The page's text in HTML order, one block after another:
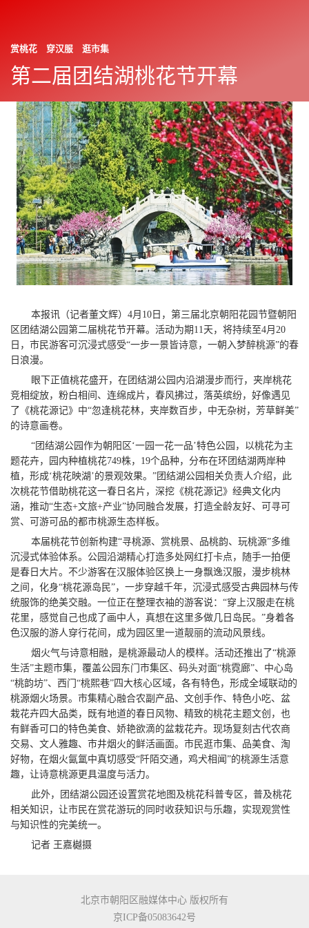
朝阳报
2026年04月13日
隐
藏
侧
边
栏
赏桃花 穿汉服 逛市集
第二届团结湖桃花节开幕
本报讯（记者董文辉）4月10日，第三届北京朝阳花园节暨朝阳
区团结湖公园第二届桃花节开幕。活动为期11天，将持续至4月20
日，市民游客可沉浸式感受“一步一景皆诗意，一朝入梦醉桃源”的春
日浪漫。
眼下正值桃花盛开，在团结湖公园内沿湖漫步而行，夹岸桃花
竞相绽放，粉白相间、连绵成片，春风拂过，落英缤纷，好像遇见
了《桃花源记》中“忽逢桃花林，夹岸数百步，中无杂树，芳草鲜美”
的诗意画卷。
“团结湖公园作为朝阳区‘一园一花一品’特色公园，以桃花为主
题花卉，园内种植桃花749株，19个品种，分布在环团结湖两岸种
植，形成‘桃花映湖’的景观效果。”团结湖公园相关负责人介绍，此
次桃花节借助桃花这一春日名片，深挖《桃花源记》经典文化内
涵，推动“生态+文旅+产业”协同融合发展，打造全龄友好、可寻可
赏、可游可品的都市桃源生态样板。
本届桃花节创新构建“寻桃源、赏桃景、品桃韵、玩桃源”多维
沉浸式体验体系。公园沿湖精心打造多处网红打卡点，随手一拍便
是春日大片。不少游客在汉服体验区换上一身飘逸汉服，漫步桃林
之间，化身“桃花源岛民”，一步穿越千年，沉浸式感受古典园林与传
统服饰的绝美交融。一位正在整理衣袖的游客说：“穿上汉服走在桃
花里，感觉自己也成了画中人，真想在这里多做几日岛民。”身着各
色汉服的游人穿行花间，成为园区里一道靓丽的流动风景线。
烟火气与诗意相融，是桃源最动人的模样。活动还推出了“桃源
生活”主题市集，覆盖公园东门市集区、码头对面“桃霓廊”、中心岛
“桃韵坊”、西门“桃熙巷”四大核心区域，各有特色，形成全域联动的
桃源烟火场景。市集精心融合农副产品、文创手作、特色小吃、盆
栽花卉四大品类，既有地道的春日风物、精致的桃花主题文创，也
有鲜香可口的特色美食、娇艳欲滴的盆栽花卉。现场复刻古代农商
交易、文人雅趣、市井烟火的鲜活画面。市民逛市集、品美食、淘
好物，在烟火氤氲中真切感受“阡陌交通，鸡犬相闻”的桃源生活意
趣，让诗意桃源更具温度与活力。
此外，团结湖公园还设置赏花地图及桃花科普专区，普及桃花
相关知识，让市民在赏花游玩的同时收获知识与乐趣，实现观赏性
与知识性的完美统一。
记者 王嘉樾摄
北京市朝阳区融媒体中心 版权所有
京ICP备05083642号
上一篇 下一篇